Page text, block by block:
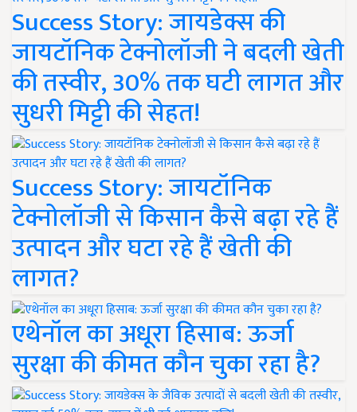
Success Story: जायडेक्स की
जायटॉनिक टेक्नोलॉजी ने बदली खेती
की तस्वीर, 30% तक घटी लागत और
सुधरी मिट्टी की सेहत!
Success Story: जायटॉनिक
टेक्नोलॉजी से किसान कैसे बढ़ा रहे हैं
उत्पादन और घटा रहे हैं खेती की
लागत?
एथेनॉल का अधूरा हिसाब: ऊर्जा
सुरक्षा की कीमत कौन चुका रहा है?